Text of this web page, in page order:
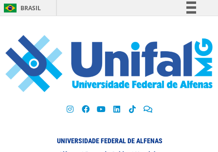
BRASIL
Participe
Acesso à informação
Legislação
UNIVERSIDADE FEDERAL DE ALFENAS